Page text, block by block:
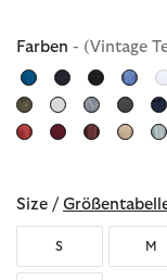
Farben - (Vintage
Size /
S M